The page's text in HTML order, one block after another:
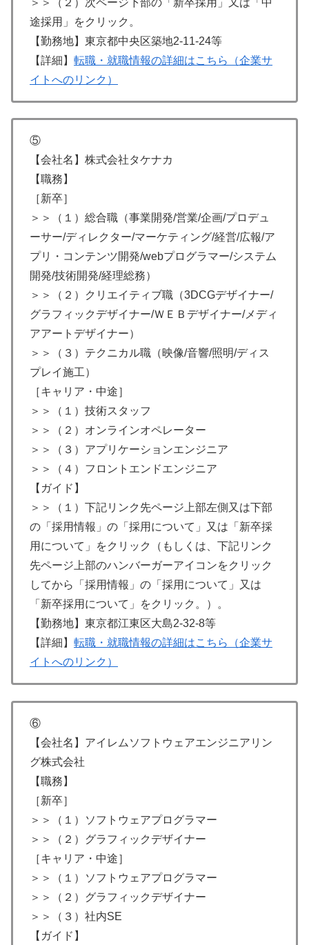
＞＞（２）次ページ下部の「新卒採用」又は「中
途採用」をクリック。
【勤務地】東京都中央区築地2-11-24等
【詳細】 転職・就職情報の詳細はこちら（企業サ
イトへのリンク）
⑤
【会社名】株式会社タケナカ
【職務】
［新卒］
＞＞（１）総合職（事業開発/営業/企画/プロデュ
ーサー/ディレクター/マーケティング/経営/広報/ア
プリ・コンテンツ開発/webプログラマー/システム
開発/技術開発/経理総務）
＞＞（２）クリエイティブ職（3DCGデザイナー/
グラフィックデザイナー/ＷＥＢデザイナー/メディ
アアートデザイナー）
＞＞（３）テクニカル職（映像/音響/照明/ディス
プレイ施工）
［キャリア・中途］
＞＞（１）技術スタッフ
＞＞（２）オンラインオペレーター
＞＞（３）アプリケーションエンジニア
＞＞（４）フロントエンドエンジニア
【ガイド】
＞＞（１）下記リンク先ページ上部左側又は下部
の「採用情報」の「採用について」又は「新卒採
用について」をクリック（もしくは、下記リンク
先ページ上部のハンバーガーアイコンをクリック
してから「採用情報」の「採用について」又は
「新卒採用について」をクリック。）。
【勤務地】東京都江東区大島2-32-8等
【詳細】 転職・就職情報の詳細はこちら（企業サ
イトへのリンク）
⑥
【会社名】アイレムソフトウェアエンジニアリン
グ株式会社
【職務】
［新卒］
＞＞（１）ソフトウェアプログラマー
＞＞（２）グラフィックデザイナー
［キャリア・中途］
＞＞（１）ソフトウェアプログラマー
＞＞（２）グラフィックデザイナー
＞＞（３）社内SE
【ガイド】